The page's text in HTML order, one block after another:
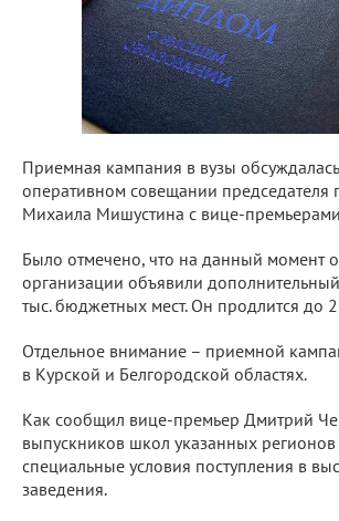
Приемная кампания в вузы обсуждалась
оперативном совещании председателя
Михаила Мишустина с вице-
Было отмечено, что на данный момент
организации объявили
тыс. бюджетных мест. Он продлится до
Отдельное внимание – приемной
в Курской и Белгородской областях.
Как сообщил вице-премьер Дмитрий
выпускников школ указанных регионов
специальные условия поступления в
заведения.